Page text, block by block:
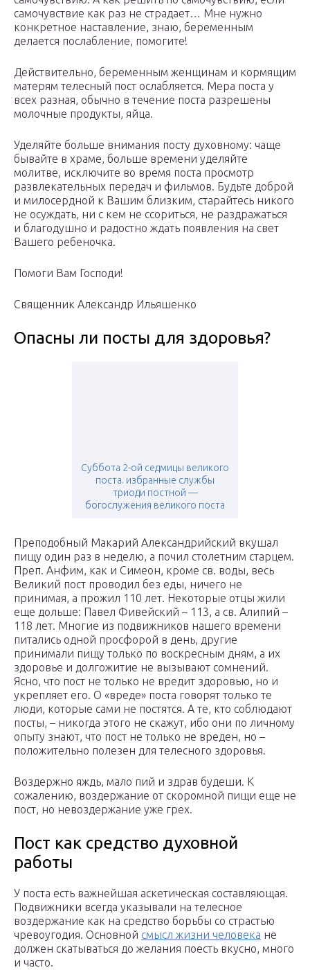
самочувствие как раз не страдает… Мне нужно
конкретное наставление, знаю, беременным
делается послабление, помогите!
Действительно, беременным женщинам и кормящим
матерям телесный пост ослабляется. Мера поста у
всех разная, обычно в течение поста разрешены
молочные продукты, яйца.
Уделяйте больше внимания посту духовному: чаще
бывайте в храме, больше времени уделяйте
молитве, исключите во время поста просмотр
развлекательных передач и фильмов. Будьте доброй
и милосердной к Вашим близким, старайтесь никого
не осуждать, ни с кем не ссориться, не раздражаться
и благодушно и радостно ждать появления на свет
Вашего ребеночка.
Помоги Вам Господи!
Священник Александр Ильяшенко
Опасны ли посты для здоровья?
Суббота 2-ой седмицы великого
поста. избранные службы
триоди постной —
богослужения великого поста
Преподобный Макарий Александрийский вкушал
пищу один раз в неделю, а почил столетним старцем.
Преп. Анфим, как и Симеон, кроме св. воды, весь
Великий пост проводил без еды, ничего не
принимая, а прожил 110 лет. Некоторые отцы жили
еще дольше: Павел Фивейский – 113, а св. Алипий –
118 лет. Многие из подвижников нашего времени
питались одной просфорой в день, другие
принимали пищу только по воскресным дням, а их
здоровье и долгожитие не вызывают сомнений.
Ясно, что пост не только не вредит здоровью, но и
укрепляет его. О «вреде» поста говорят только те
люди, которые сами не постятся. А те, кто соблюдают
посты, – никогда этого не скажут, ибо они по личному
опыту знают, что пост не только не вреден, но –
положительно полезен для телесного здоровья.
Воздержно яждь, мало пий и здрав будеши. К
сожалению, воздержание от скоромной пищи еще не
пост, но невоздержание уже грех.
Пост как средство духовной
работы
У поста есть важнейшая аскетическая составляющая.
Подвижники всегда указывали на телесное
воздержание как на средство борьбы со страстью
чревоугодия. Основной смысл жизни человека не
должен скатываться до желания поесть вкусно, много
и часто.